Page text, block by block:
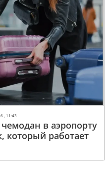
, 11:43
в аэропорту
который работает